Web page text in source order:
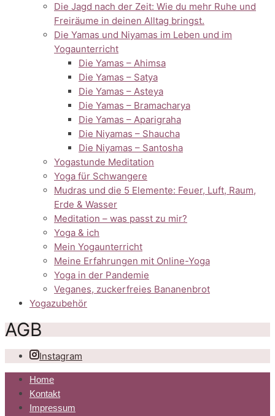
Die Jagd nach der Zeit: Wie du mehr Ruhe und
Freiräume in deinen Alltag bringst.
Die Yamas und Niyamas im Leben und im
Yogaunterricht
Die Yamas – Ahimsa
Die Yamas – Satya
Die Yamas – Asteya
Die Yamas – Bramacharya
Die Yamas – Aparigraha
Die Niyamas – Shaucha
Die Niyamas – Santosha
Yogastunde Meditation
Yoga für Schwangere
Mudras und die 5 Elemente: Feuer, Luft, Raum,
Erde & Wasser
Meditation – was passt zu mir?
Yoga & ich
Mein Yogaunterricht
Meine Erfahrungen mit Online-Yoga
Yoga in der Pandemie
Veganes, zuckerfreies Bananenbrot
Yogazubehör
AGB
Instagram
Home
Kontakt
Impressum